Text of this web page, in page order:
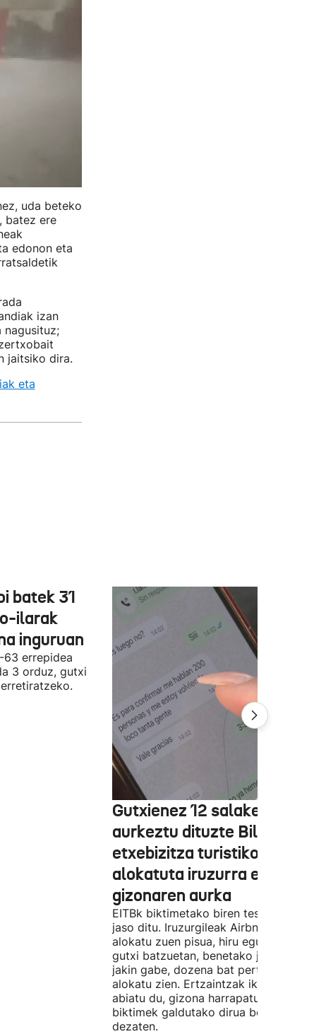
uda beteko
batez ere
edonon eta
izan
nagusituz;
jaitsiko dira.
eta
batek 31
ilarak
inguruan
errepidea
3 orduz, gutxi
Gutxienez 12 salaketa
aurkeztu dituzte Bilbon
etxebizitza turistiko bat
alokatuta iruzurra egin
gizonaren aurka
EITBk biktimetako biren testigantzak
jaso ditu. Iruzurgileak Airbnb bidez
alokatu zuen pisua, hiru egunez. Ordu
gutxi batzuetan, benetako jabeak
jakin gabe, dozena bat pertsonari
alokatu zien. Ertzaintzak ikerketa
abiatu du, gizona harrapatu eta
biktimek galdutako dirua berreskura
dezaten.